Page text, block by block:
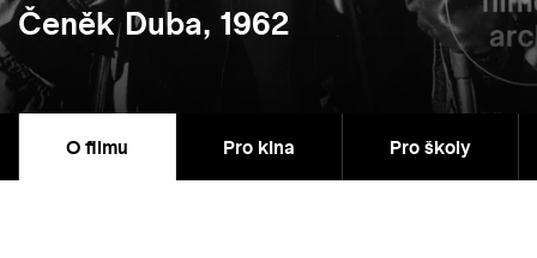
Čeněk Duba, 1962
O filmu Pro kina Pro školy